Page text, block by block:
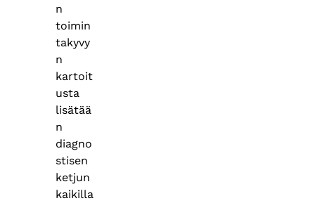
n
toimin
takyvy
n
kartoit
usta
lisätää
n
diagno
stisen
ketjun
kaikilla